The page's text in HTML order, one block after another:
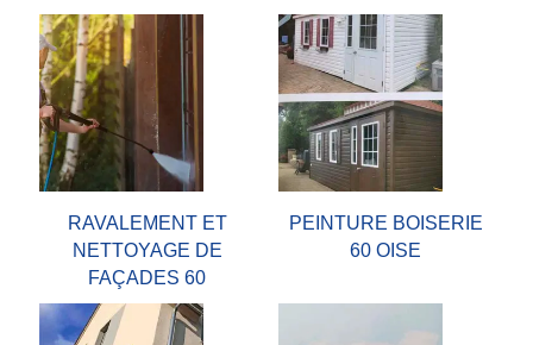
RAVALEMENT ET
NETTOYAGE DE
FAÇADES 60
PEINTURE BOISERIE
60 OISE